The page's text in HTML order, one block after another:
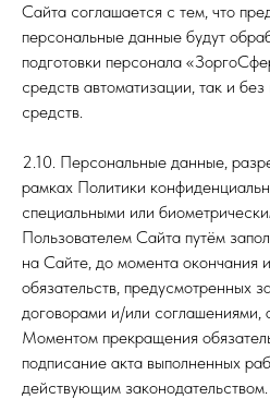
Сайта соглашается с тем, что
персональные данные будут
подготовки персонала
средств автоматизации, так и
средств.
2.10. Персональные данные,
рамках Политики
специальными или
Пользователем Сайта путём
на Сайте, до момента окончания
обязательств, предусмотренных
договорами и/или соглашениями,
Моментом прекращения
подписание акта выполненных
действующим